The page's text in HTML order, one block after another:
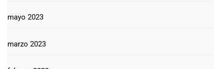
mayo 2023
marzo 2023